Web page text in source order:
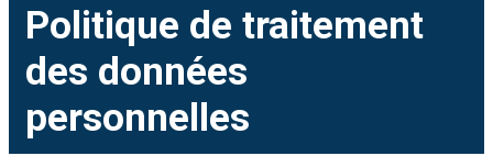
Politique de traitement
des données
personnelles